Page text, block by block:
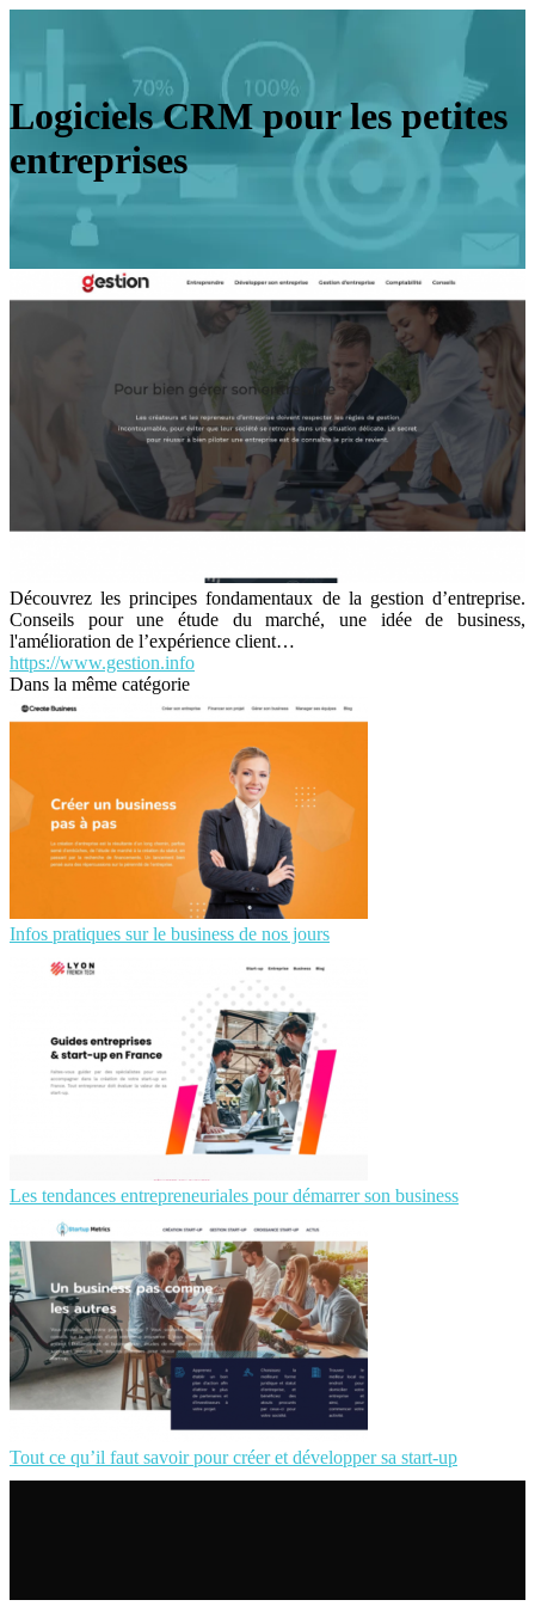
Logiciels CRM pour les petites
entreprises
Découvrez les principes fondamentaux de la gestion d’entreprise.
Conseils pour une étude du marché, une idée de business,
l'amélioration de l’expérience client…
https://www.gestion.info
Dans la même catégorie
Infos pratiques sur le business de nos jours
Les tendances entrepreneuriales pour démarrer son business
Tout ce qu’il faut savoir pour créer et développer sa start-up